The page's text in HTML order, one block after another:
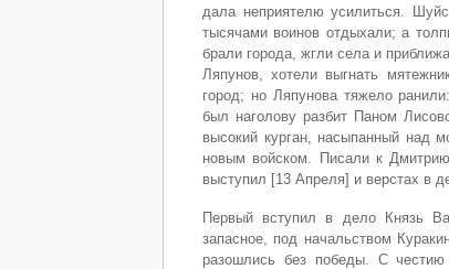
дала неприятелю усилиться.
тысячами воинов отдыхали; а
брали города, жгли села и
Ляпунов, хотели выгнать
город; но Ляпунова тяжело
был наголову разбит Паном
высокий курган, насыпанный над
новым войском. Писали к
выступил [13 Апреля] и верстах в
Первый вступил в дело Князь
запасное, под начальством
разошлись без победы. С